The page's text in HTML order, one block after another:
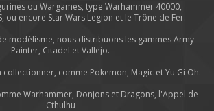
ou Wargames, type Warhammer 40000,
ou encore Star Wars Legion et le Trône de Fer.
modélisme, nous distribuons les gammes Army
Painter, Citadel et Vallejo.
collectionner, comme Pokemon, Magic et Yu Gi Oh.
Warhammer, Donjons et Dragons, l'Appel de
Cthulhu